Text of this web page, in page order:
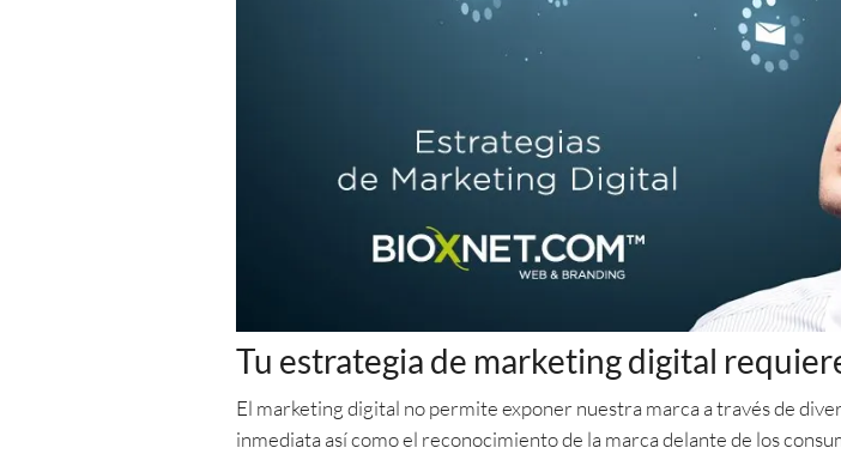
Tu estrategia de marketing digital
El marketing digital no permite exponer nuestra marca a través de
inmediata así como el reconocimiento de la marca delante de los